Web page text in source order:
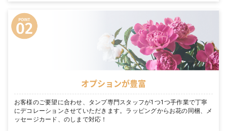
オプションが豊富
お客様のご要望に合わせ、タンプ専門スタッフが1つ1つ手作業で丁寧
にデコレーションさせていただきます。ラッピングからお花の同梱、メ
ッセージカード、のしまで対応！